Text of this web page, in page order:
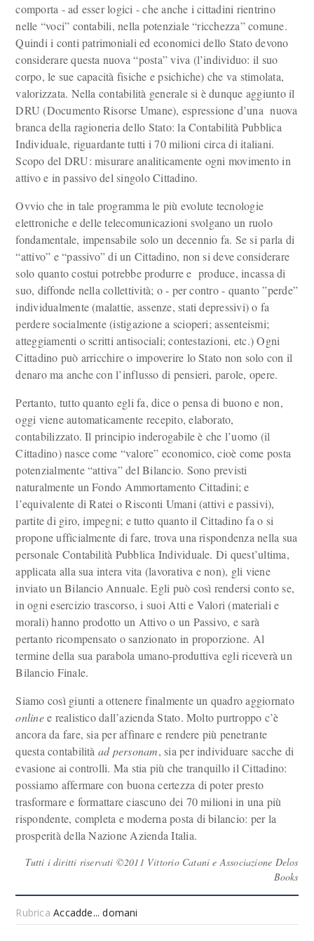
comporta - ad esser logici - che anche i cittadini rientrino
nelle “voci” contabili, nella potenziale “ricchezza” comune.
Quindi i conti patrimoniali ed economici dello Stato devono
considerare questa nuova “posta” viva (l’individuo: il suo
corpo, le sue capacità fisiche e psichiche) che va stimolata,
valorizzata. Nella contabilità generale si è dunque aggiunto il
DRU (Documento Risorse Umane), espressione d’una nuova
branca della ragioneria dello Stato: la Contabilità Pubblica
Individuale, riguardante tutti i 70 milioni circa di italiani.
Scopo del DRU: misurare analiticamente ogni movimento in
attivo e in passivo del singolo Cittadino.
Ovvio che in tale programma le più evolute tecnologie
elettroniche e delle telecomunicazioni svolgano un ruolo
fondamentale, impensabile solo un decennio fa. Se si parla di
“attivo” e “passivo” di un Cittadino, non si deve considerare
solo quanto costui potrebbe produrre e produce, incassa di
suo, diffonde nella collettività; o - per contro - quanto ”perde”
individualmente (malattie, assenze, stati depressivi) o fa
perdere socialmente (istigazione a scioperi; assenteismi;
atteggiamenti o scritti antisociali; contestazioni, etc.) Ogni
Cittadino può arricchire o impoverire lo Stato non solo con il
denaro ma anche con l’influsso di pensieri, parole, opere.
Pertanto, tutto quanto egli fa, dice o pensa di buono e non,
oggi viene automaticamente recepito, elaborato,
contabilizzato. Il principio inderogabile è che l’uomo (il
Cittadino) nasce come “valore” economico, cioè come posta
potenzialmente “attiva” del Bilancio. Sono previsti
naturalmente un Fondo Ammortamento Cittadini; e
l’equivalente di Ratei o Risconti Umani (attivi e passivi),
partite di giro, impegni; e tutto quanto il Cittadino fa o si
propone ufficialmente di fare, trova una rispondenza nella sua
personale Contabilità Pubblica Individuale. Di quest’ultima,
applicata alla sua intera vita (lavorativa e non), gli viene
inviato un Bilancio Annuale. Egli può così rendersi conto se,
in ogni esercizio trascorso, i suoi Atti e Valori (materiali e
morali) hanno prodotto un Attivo o un Passivo, e sarà
pertanto ricompensato o sanzionato in proporzione. Al
termine della sua parabola umano-produttiva egli riceverà un
Bilancio Finale.
Siamo così giunti a ottenere finalmente un quadro aggiornato
onlinee realistico dall’azienda Stato. Molto purtroppo c’è
ancora da fare, sia per affinare e rendere più penetrante
questa contabilità ad personam, sia per individuare sacche di
evasione ai controlli. Ma stia più che tranquillo il Cittadino:
possiamo affermare con buona certezza di poter presto
trasformare e formattare ciascuno dei 70 milioni in una più
rispondente, completa e moderna posta di bilancio: per la
prosperità della Nazione Azienda Italia.
Tutti i diritti riservati ©2011 Vittorio Catani e Associazione Delos
Books
RubricaAccadde... domani